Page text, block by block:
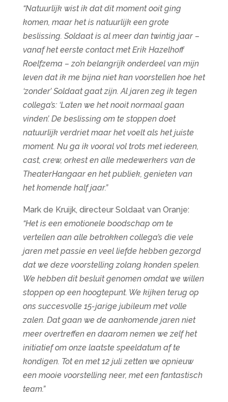
“Natuurlijk wist ik dat dit moment ooit ging
komen, maar het is natuurlijk een grote
beslissing. Soldaat is al meer dan twintig jaar –
vanaf het eerste contact met Erik Hazelhoff
Roelfzema – zo’n belangrijk onderdeel van mijn
leven dat ik me bijna niet kan voorstellen hoe het
‘zonder’ Soldaat gaat zijn. Al jaren zeg ik tegen
collega’s: ‘Laten we het nooit normaal gaan
vinden’. De beslissing om te stoppen doet
natuurlijk verdriet maar het voelt als het juiste
moment. Nu ga ik vooral vol trots met iedereen,
cast, crew, orkest en alle medewerkers van de
TheaterHangaar en het publiek, genieten van
het komende half jaar.”
Mark de Kruijk, directeur Soldaat van Oranje:
“Het is een emotionele boodschap om te
vertellen aan alle betrokken collega’s die vele
jaren met passie en veel liefde hebben gezorgd
dat we deze voorstelling zolang konden spelen.
We hebben dit besluit genomen omdat we willen
stoppen op een hoogtepunt. We kijken terug op
ons succesvolle 15-jarige jubileum met volle
zalen. Dat gaan we de aankomende jaren niet
meer overtreffen en daarom nemen we zelf het
initiatief om onze laatste speeldatum af te
kondigen. Tot en met 12 juli zetten we opnieuw
een mooie voorstelling neer, met een fantastisch
team.”